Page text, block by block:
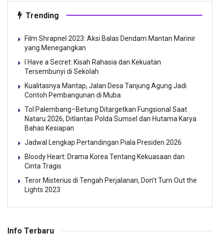
Trending
Film Shrapnel 2023: Aksi Balas Dendam Mantan Marinir
yang Menegangkan
I Have a Secret: Kisah Rahasia dan Kekuatan
Tersembunyi di Sekolah
Kualitasnya Mantap, Jalan Desa Tanjung Agung Jadi
Contoh Pembangunan di Muba
Tol Palembang–Betung Ditargetkan Fungsional Saat
Nataru 2026, Ditlantas Polda Sumsel dan Hutama Karya
Bahas Kesiapan
Jadwal Lengkap Pertandingan Piala Presiden 2026
Bloody Heart: Drama Korea Tentang Kekuasaan dan
Cinta Tragis
Teror Misterius di Tengah Perjalanan, Don’t Turn Out the
Lights 2023
Info Terbaru